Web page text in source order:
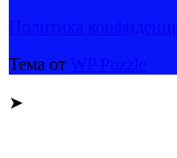
Тема от
➤